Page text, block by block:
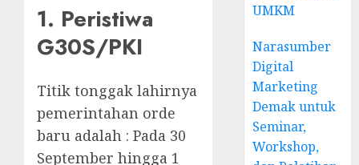
1. Peristiwa
G30S/PKI
Titik tonggak lahirnya
pemerintahan orde
baru adalah : Pada 30
September hingga 1
UMKM
Narasumber
Digital
Marketing
Demak untuk
Seminar,
Workshop,